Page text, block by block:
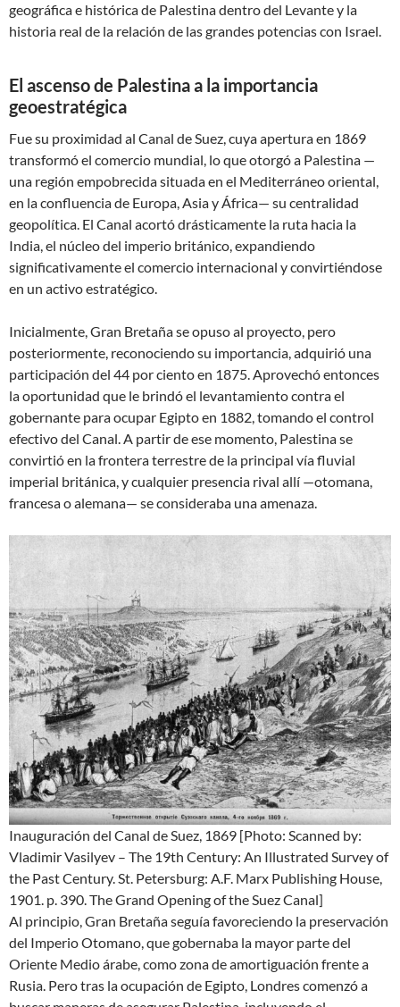
geográfica e histórica de Palestina dentro del Levante y la
historia real de la relación de las grandes potencias con Israel.
El ascenso de Palestina a la importancia
geoestratégica
Fue su proximidad al Canal de Suez, cuya apertura en 1869
transformó el comercio mundial, lo que otorgó a Palestina —
una región empobrecida situada en el Mediterráneo oriental,
en la confluencia de Europa, Asia y África— su centralidad
geopolítica. El Canal acortó drásticamente la ruta hacia la
India, el núcleo del imperio británico, expandiendo
significativamente el comercio internacional y convirtiéndose
en un activo estratégico.
Inicialmente, Gran Bretaña se opuso al proyecto, pero
posteriormente, reconociendo su importancia, adquirió una
participación del 44 por ciento en 1875. Aprovechó entonces
la oportunidad que le brindó el levantamiento contra el
gobernante para ocupar Egipto en 1882, tomando el control
efectivo del Canal. A partir de ese momento, Palestina se
convirtió en la frontera terrestre de la principal vía fluvial
imperial británica, y cualquier presencia rival allí —otomana,
francesa o alemana— se consideraba una amenaza.
Inauguración del Canal de Suez, 1869 [Photo: Scanned by:
Vladimir Vasilyev – The 19th Century: An Illustrated Survey of
the Past Century. St. Petersburg: A.F. Marx Publishing House,
1901. p. 390. The Grand Opening of the Suez Canal]
Al principio, Gran Bretaña seguía favoreciendo la preservación
del Imperio Otomano, que gobernaba la mayor parte del
Oriente Medio árabe, como zona de amortiguación frente a
Rusia. Pero tras la ocupación de Egipto, Londres comenzó a